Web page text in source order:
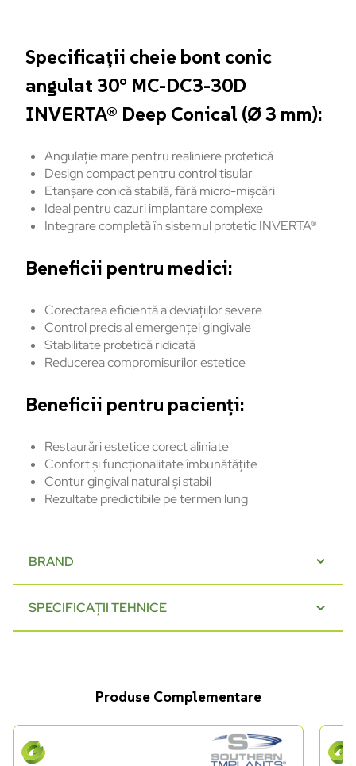
Specificații cheie bont conic
angulat 30° MC-DC3-30D
INVERTA® Deep Conical (Ø 3 mm):
Angulațiemarepentru realiniereprotetică
Design compactpentrucontroltisular
Etanșareconicăstabilă,fărămicro-mișcări
Idealpentrucazuriimplantarecomplexe
IntegrarecompletăînsistemulproteticINVERTA®
Beneficii pentru medici:
Corectareaeficientăadeviațiilorsevere
Control precis alemergențeigingivale
Stabilitateproteticăridicată
Reducereacompromisurilorestetice
Beneficii pentru pacienți:
Restaurăriesteticecorectaliniate
Confortșifuncționalitateîmbunătățite
Conturgingival naturalșistabil
Rezultatepredictibilepetermen lung
BRAND
SPECIFICAȚII TEHNICE
Produse Complementare